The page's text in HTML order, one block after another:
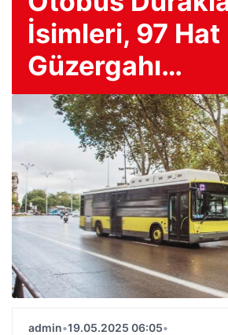
İsimleri, 97 Hat
Güzergahı…
admin•19.05.2025 06:05•